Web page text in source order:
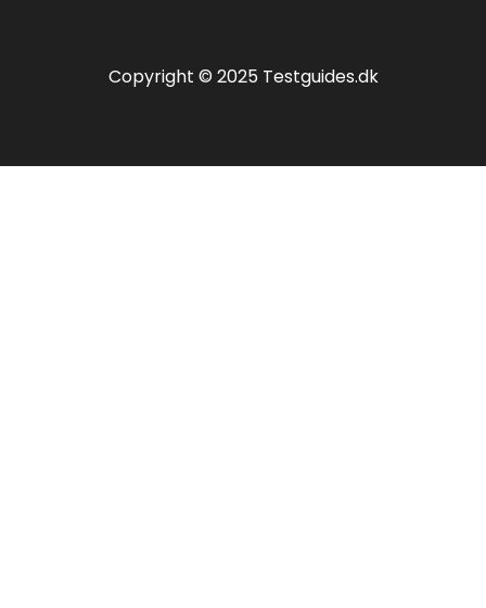
Copyright © 2025 Testguides.dk